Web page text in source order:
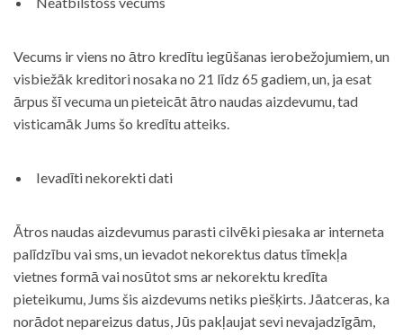
Vecums ir viens no ātro kredītu iegūšanas ierobežojumiem, un
visbiežāk kreditori nosaka no 21 līdz 65 gadiem, un, ja esat
ārpus šī vecuma un pieteicāt ātro naudas aizdevumu, tad
visticamāk Jums šo kredītu atteiks.
Ievadīti nekorekti dati
Ātros naudas aizdevumus parasti cilvēki piesaka ar interneta
palīdzību vai sms, un ievadot nekorektus datus tīmekļa
vietnes formā vai nosūtot sms ar nekorektu kredīta
pieteikumu, Jums šis aizdevums netiks piešķirts. Jāatceras, ka
norādot nepareizus datus, Jūs pakļaujat sevi nevajadzīgām,